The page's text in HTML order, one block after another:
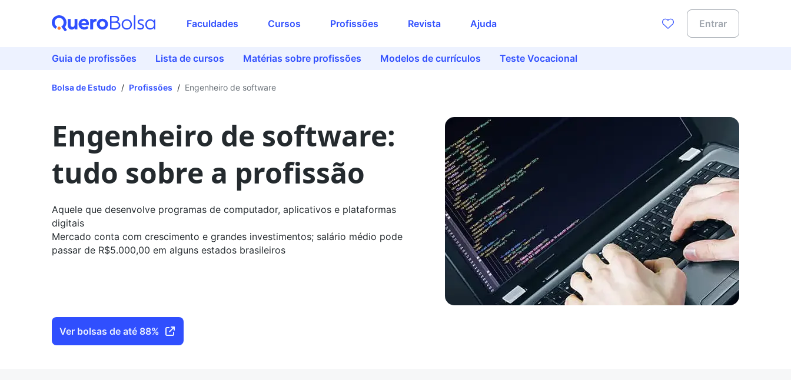
Faculdades Cursos Profissões Revista Ajuda Entrar
Guia de profissões Lista de cursos Matérias sobre profissões Modelos de currículos Teste Vocacional
Bolsa de Estudo / Profissões / Engenheiro de software
Engenheiro de software:
tudo sobre a profissão
Aquele que desenvolve programas de computador, aplicativos e plataformas
digitais
Mercado conta com crescimento e grandes investimentos; salário médio pode
passar de R$5.000,00 em alguns estados brasileiros
Ver bolsas de até 88%
completo
Preencha seus dados para liberar o
acesso
E-mail
Telefone
Ao continuar, você concorda com nossas
políticas de privacidade